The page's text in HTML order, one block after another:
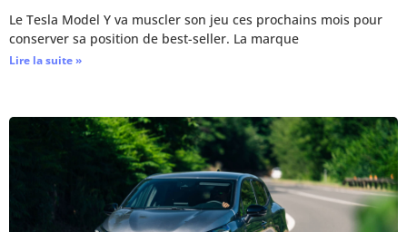
Le Tesla Model Y va muscler son jeu ces prochains mois pour
conserver sa position de best-seller. La marque
Lire la suite »